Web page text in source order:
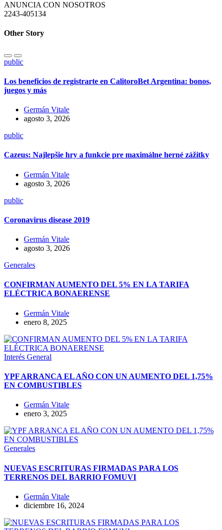
ANUNCIA CON NOSOTROS
2243-405134
Other Story
public
Los beneficios de registrarte en CalitoroBet Argentina: bonos,
juegos y más
Germán Vitale
agosto 3, 2026
public
Cazeus: Najlepšie hry a funkcie pre maximálne herné zážitky
Germán Vitale
agosto 3, 2026
public
Coronavirus disease 2019
Germán Vitale
agosto 3, 2026
Generales
CONFIRMAN AUMENTO DEL 5% EN LA TARIFA
ELÉCTRICA BONAERENSE
Germán Vitale
enero 8, 2025
Interés General
YPF ARRANCA EL AÑO CON UN AUMENTO DEL 1,75%
EN COMBUSTIBLES
Germán Vitale
enero 3, 2025
Generales
NUEVAS ESCRITURAS FIRMADAS PARA LOS
TERRENOS DEL BARRIO FOMUVI
Germán Vitale
diciembre 16, 2024